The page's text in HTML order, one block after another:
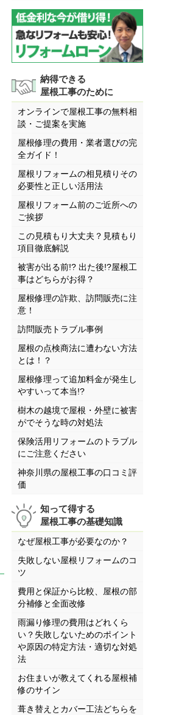
納得できる
屋根工事のために
オンラインで屋根工事の無料相
談・ご提案を実施
屋根修理の費用・業者選びの完
全ガイド！
屋根リフォームの相見積りその
必要性と正しい活用法
屋根リフォーム前のご近所への
ご挨拶
この見積もり大丈夫？見積もり
項目徹底解説
被害が出る前!? 出た後!?屋根工
事はどちらがお得？
屋根修理の詐欺、訪問販売に注
意！
訪問販売トラブル事例
屋根の点検商法に遭わない方法
とは！？
屋根修理って追加料金が発生し
やすいって本当!?
樹木の越境で屋根・外壁に被害
がでそうな時の対処法
保険活用リフォームのトラブル
にご注意ください
神奈川県の屋根工事の口コミ評
価
知って得する
屋根工事の基礎知識
なぜ屋根工事が必要なのか？
失敗しない屋根リフォームのコ
ツ
費用と保証から比較、屋根の部
分補修と全面改修
雨漏り修理の費用はどれくら
い？失敗しないためのポイント
や原因の特定方法・適切な対処
法
お住まいが教えてくれる屋根補
修のサイン
葺き替えとカバー工法どちらを